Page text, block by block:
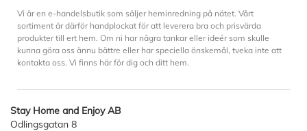
Vi är en e-handelsbutik som säljer heminredning på nätet. Vårt
sortiment är därför handplockat för att leverera bra och prisvärda
produkter till ert hem. Om ni har några tankar eller ideér som skulle
kunna göra oss ännu bättre eller har speciella önskemål, tveka inte att
kontakta oss. Vi finns här för dig och ditt hem.
Stay Home and Enjoy AB
Odlingsgatan 8